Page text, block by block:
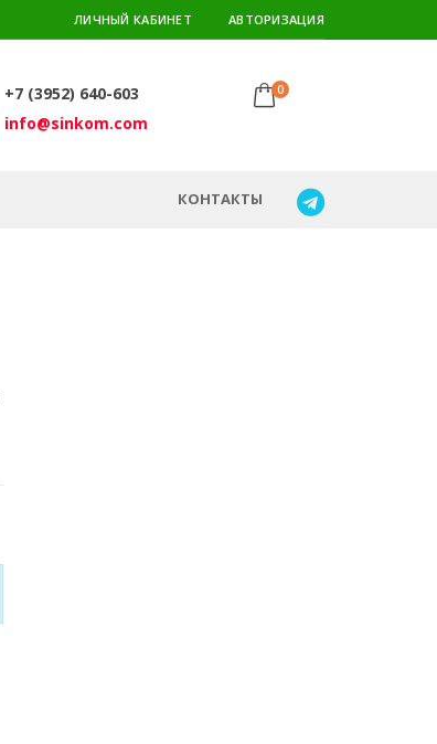
ЛИЧНЫЙ КАБИНЕТ АВТОРИЗАЦИЯ
+7 (3952) 640-603
info@sinkom.com
0
КОНТАКТЫ